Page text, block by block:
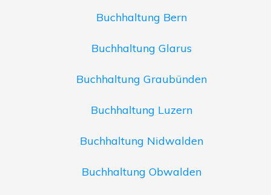
Buchhaltung Bern
Buchhaltung Glarus
Buchhaltung Graubünden
Buchhaltung Luzern
Buchhaltung Nidwalden
Buchhaltung Obwalden